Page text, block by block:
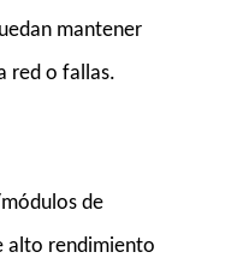
mantener
red o fallas.
de
alto rendimiento